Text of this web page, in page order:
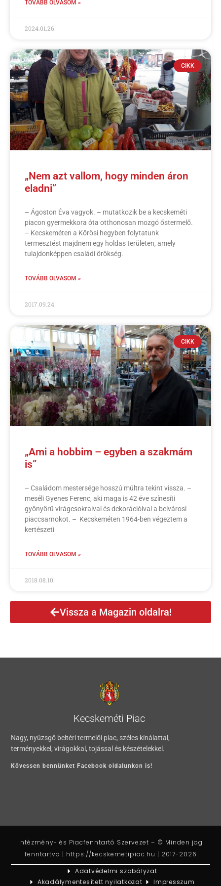
TOVÁBB OLVASOM »
2024.01.26.
CIKK
„Nem azt vallom, hogy minden áron
eladni”
– Ágoston Éva vagyok. – mutatkozik be a kecskeméti
piacon gyermekkora óta otthonosan mozgó őstermelő.
– Kecskeméten a Kőrösi hegyben folytatunk
termesztést majdnem egy holdas területen, amely
tulajdonképpen családi örökség.
TOVÁBB OLVASOM »
2017.09.24.
CIKK
„Ami a hobbim – egyben a szakmám
is”
– Családom mestersége hosszú múltra tekint vissza. –
meséli Gyenes Ferenc, aki maga is 42 éve színesíti
gyönyörű virágcsokraival és dekorációival a belvárosi
piaccsarnokot. – Kecskeméten 1964-ben végeztem a
kertészeti
TOVÁBB OLVASOM »
2018.08.10.
Vissza a Magazin oldalra!
Kecskeméti Piac
Nagy, nyüzsgő beltéri termelői piac, széles kínálattal,
terményekkel, virágokkal, tojással és készételekkel.
Kövessen bennünket Facebook oldalunkon is!
Intézmény- és Piacfenntartó Szervezet – © Minden jog
fenntartva | https://kecskemetipiac.hu | 2017-2026
Adatvédelmi szabályzat
Akadálymentesített nyilatkozat
Impresszum